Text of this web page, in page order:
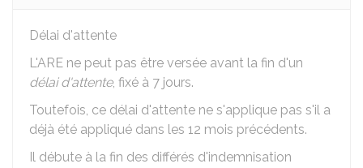
Délai d'attente
L'ARE ne peut pas être versée avant la fin d'un
délai d'attente, fixé à 7 jours.
Toutefois, ce délai d'attente ne s'applique pas s'il a
déjà été appliqué dans les 12 mois précédents.
Il débute à la fin des différés d'indemnisation